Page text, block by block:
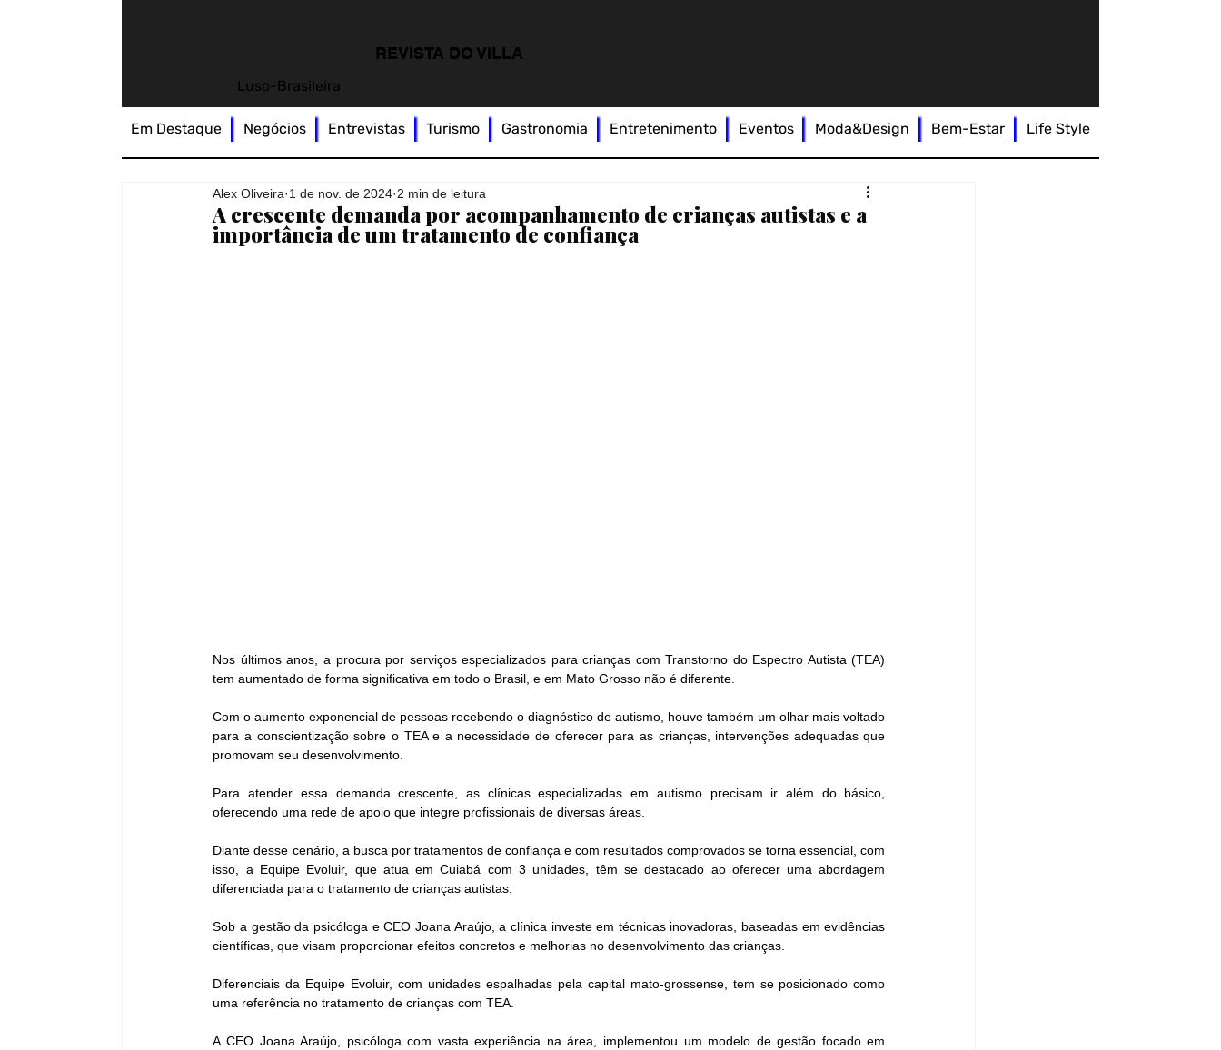
REVISTA DO VILLA
Luso-Brasileira
A crescente demanda por acompanhamento de crianças autistas e a
importância de um tratamento de confiança
Alex Oliveira 1 de nov. de 2024 2 min de leitura
Nos últimos anos, a procura por serviços especializados para crianças com Transtorno do Espectro Autista (TEA)
tem aumentado de forma significativa em todo o Brasil, e em Mato Grosso não é diferente.
Com o aumento exponencial de pessoas recebendo o diagnóstico de autismo, houve também um olhar mais voltado
para a conscientização sobre o TEA e a necessidade de oferecer para as crianças, intervenções adequadas que
promovam seu desenvolvimento.
Para atender essa demanda crescente, as clínicas especializadas em autismo precisam ir além do básico,
oferecendo uma rede de apoio que integre profissionais de diversas áreas.
Diante desse cenário, a busca por tratamentos de confiança e com resultados comprovados se torna essencial, com
isso, a Equipe Evoluir, que atua em Cuiabá com 3 unidades, têm se destacado ao oferecer uma abordagem
diferenciada para o tratamento de crianças autistas.
Sob a gestão da psicóloga e CEO Joana Araújo, a clínica investe em técnicas inovadoras, baseadas em evidências
científicas, que visam proporcionar efeitos concretos e melhorias no desenvolvimento das crianças.
Diferenciais da Equipe Evoluir, com unidades espalhadas pela capital mato-grossense, tem se posicionado como
uma referência no tratamento de crianças com TEA.
A CEO Joana Araújo, psicóloga com vasta experiência na área, implementou um modelo de gestão focado em
Em Destaque Negócios Entrevistas Turismo Gastronomia Entretenimento Eventos Moda&Design Bem-Estar Life Style